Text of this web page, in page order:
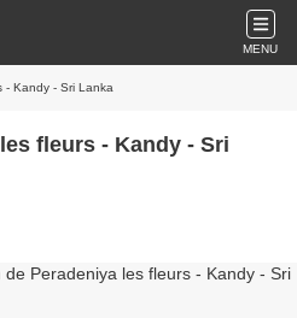
MENU
- Kandy - Sri Lanka
fleurs - Kandy - Sri